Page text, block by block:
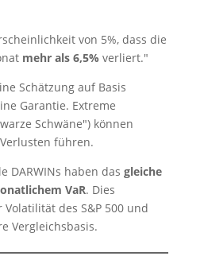
von 5%, dass die
mehr als 6,5% verliert."
Schätzung auf Basis
Garantie. Extreme
Schwäne") können
führen.
DARWINs haben das gleiche
VaR. Dies
des S&P 500 und
Vergleichsbasis.